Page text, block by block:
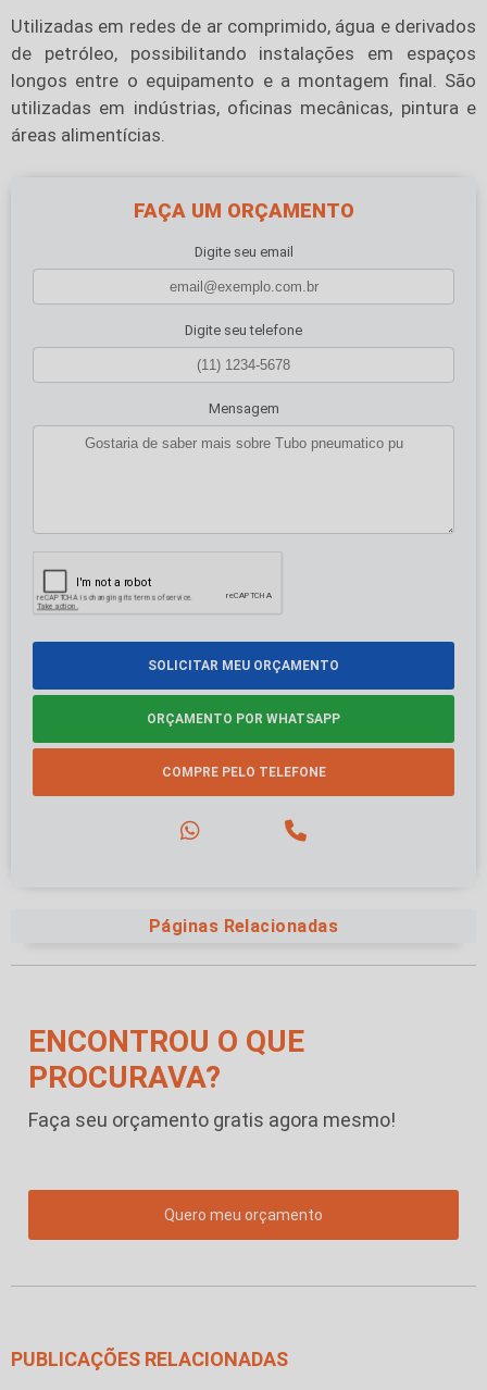
Utilizadas em redes de ar comprimido, água e derivados
de petróleo, possibilitando instalações em espaços
longos entre o equipamento e a montagem final. São
utilizadas em indústrias, oficinas mecânicas, pintura e
áreas alimentícias.
FAÇA UM ORÇAMENTO
Digite seu email
Digite seu telefone
Mensagem
SOLICITAR MEU ORÇAMENTO
ORÇAMENTO POR WHATSAPP
COMPRE PELO TELEFONE
Páginas Relacionadas
ENCONTROU O QUE
PROCURAVA?
Faça seu orçamento gratis agora mesmo!
Quero meu orçamento
PUBLICAÇÕES RELACIONADAS